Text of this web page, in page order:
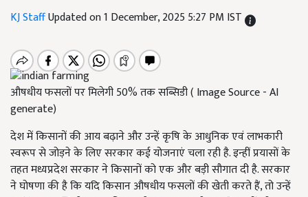
KJ StaffUpdated on 1 December, 2025 5:27 PM IST
औषधीय फसलों पर मिलेगी 50% तक सब्सिडी ( Image Source - AI
generate)
देश में किसानों की आय बढ़ाने और उन्हें कृषि के आधुनिक एवं लाभकारी
स्वरूप से जोड़ने के लिए सरकार कई योजनाएं चला रही है. इन्हीं प्रयासों के
तहत मध्यप्रदेश सरकार ने किसानों को एक और बड़ी सौगात दी है. सरकार
ने घोषणा की है कि यदि किसान औषधीय फसलों की खेती करते हैं, तो उन्हें